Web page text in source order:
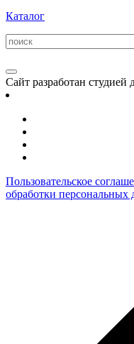
Каталог
Сайт разработан студией
Пользовательское
обработки персональных